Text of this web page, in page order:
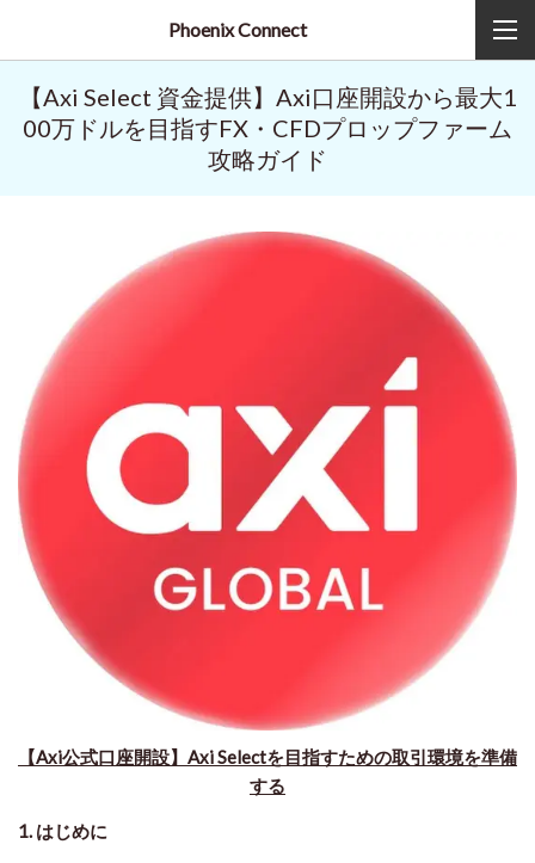
Phoenix Connect
【Axi Select 資金提供】Axi口座開設から最大1
00万ドルを目指すFX・CFDプロップファーム
攻略ガイド
【Axi公式口座開設】Axi Selectを目指すための取引環境を準備
する
1. はじめに